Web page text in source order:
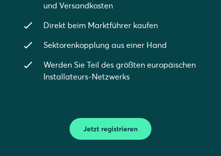
und Versandkosten
Direkt beim Marktführer kaufen
Sektorenkopplung aus einer Hand
Werden Sie Teil des größten europäischen
Installateurs-Netzwerks
Jetzt registrieren